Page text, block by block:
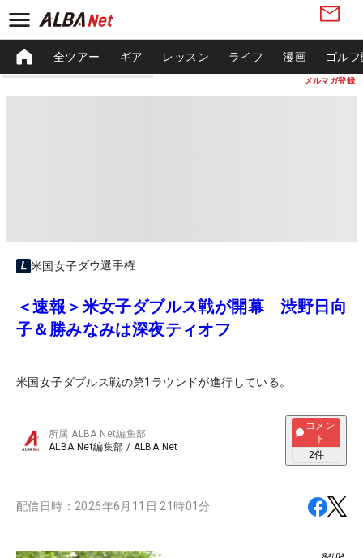
メルマガ登録
全ツアー ギア レッスン ライフ 漫画 ゴル
米国女子ダウ選手権
＜速報＞米女子ダブルス戦が開幕 渋野日向
子＆勝みなみは深夜ティオフ
米国女子ダブルス戦の第1ラウンドが進行している。
所属ALBA Net編集部
ALBA Net編集部 / ALBA Net
コメン
ト
2件
配信日時： 2026年6月11日 21時01分